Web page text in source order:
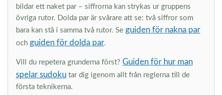
bildar ett naket par – siffrorna kan strykas ur gruppens
övriga rutor. Dolda par är svårare att se: två siffror som
bara kan stå i samma två rutor. Se guiden för nakna par
och guiden för dolda par.
Vill du repetera grunderna först? Guiden för hur man
spelar sudoku tar dig igenom allt från reglerna till de
första teknikerna.